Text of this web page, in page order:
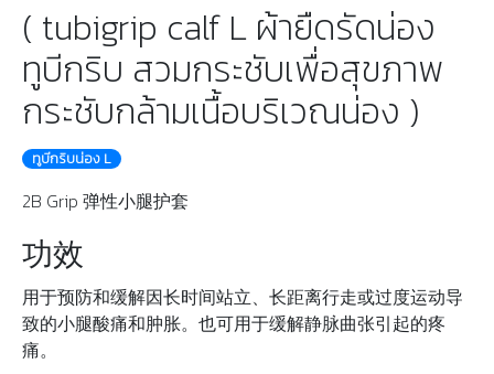
( tubigrip calf L ผ้ายืดรัดน่อง
ทูบีกริบ สวมกระชับเพื่อสุขภาพ
กระชับกล้ามเนื้อบริเวณน่อง )
ทูบีกริบน่อง L
2B Grip 弹性小腿护套
功效
用于预防和缓解因长时间站立、长距离行走或过度运动导
致的小腿酸痛和肿胀。也可用于缓解静脉曲张引起的疼
痛。